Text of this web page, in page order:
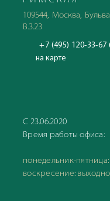
109544, Москва,
В.3.23
+7 (495) 120-33-
на карте
С 23.06.2020
Время работы офиса:
понедельник-
воскресение: